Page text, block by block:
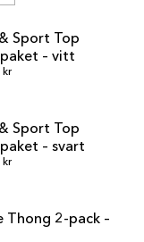
Sport Top
– vitt
pris
kr
Sport Top
– svart
pris
kr
Thong 2-pack –